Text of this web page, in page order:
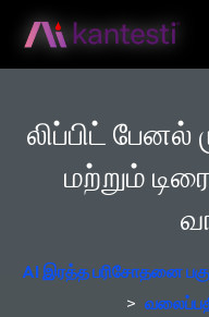
லிப்பிட் பேனல்
மற்றும்
AI இரத்த பரிசோதனை
>